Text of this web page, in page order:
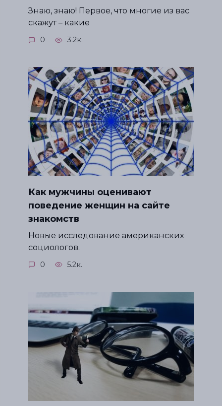
Знаю, знаю! Первое, что многие из вас
скажут – какие
0 3.2к.
Как мужчины оценивают
поведение женщин на сайте
знакомств
Новые исследование американских
социологов.
0 5.2к.